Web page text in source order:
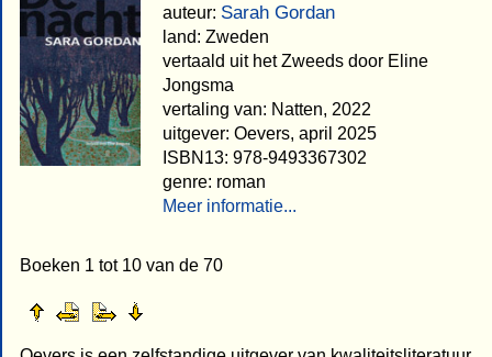
auteur: Sarah Gordan
land: Zweden
vertaald uit het Zweeds door Eline
Jongsma
vertaling van: Natten, 2022
uitgever: Oevers, april 2025
ISBN13: 978-9493367302
genre: roman
Meer informatie...
Boeken 1 tot 10 van de 70